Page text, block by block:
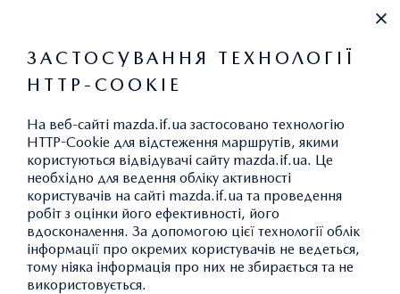
ВИКИДИ CO2
СЕРВІСНІ КАМПАНІЇ
ЗАСТОСУВАННЯ ТЕХНОЛОГІЇ
HTTP-COOKIE
На веб-сайті mazda.if.ua застосовано технологію
HTTP-Cookie для відстеження маршрутів, якими
користуються відвідувачі сайту mazda.if.ua. Це
необхідно для ведення обліку активності
користувачів на сайті mazda.if.ua та проведення
робіт з оцінки його ефективності, його
вдосконалення. За допомогою цієї технології облік
інформації про окремих користувачів не ведеться,
тому ніяка інформація про них не збирається та не
використовується.